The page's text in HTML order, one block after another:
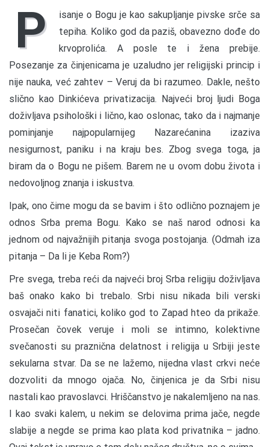
P
isanje o Bogu je kao sakupljanje pivske srče sa
tepiha. Koliko god da paziš, obavezno dođe do
krvoprolića. A posle te i žena prebije.
Posezanje za činjenicama je uzaludno jer religijski princip i
nije nauka, već zahtev – Veruj da bi razumeo. Dakle, nešto
slično kao Dinkićeva privatizacija. Najveći broj ljudi Boga
doživljava psihološki i lično, kao oslonac, tako da i najmanje
pominjanje najpopularnijeg Nazarećanina izaziva
nesigurnost, paniku i na kraju bes. Zbog svega toga, ja
biram da o Bogu ne pišem. Barem ne u ovom dobu života i
nedovoljnog znanja i iskustva.
Ipak, ono čime mogu da se bavim i što odlično poznajem je
odnos Srba prema Bogu. Kako se naš narod odnosi ka
jednom od najvažnijih pitanja svoga postojanja. (Odmah iza
pitanja – Da li je Keba Rom?)
Pre svega, treba reći da najveći broj Srba religiju doživljava
baš onako kako bi trebalo. Srbi nisu nikada bili verski
osvajači niti fanatici, koliko god to Zapad hteo da prikaže.
Prosečan čovek veruje i moli se intimno, kolektivne
svečanosti su praznična delatnost i religija u Srbiji jeste
sekularna stvar. Da se ne lažemo, nijedna vlast crkvi neće
dozvoliti da mnogo ojača. No, činjenica je da Srbi nisu
nastali kao pravoslavci. Hriščanstvo je nakalemljeno na nas.
I kao svaki kalem, u nekim se delovima prima jače, negde
slabije a negde se prima kao plata kod privatnika – jadno.